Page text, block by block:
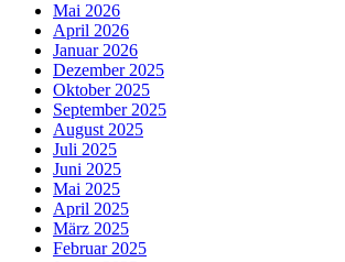
Mai 2026
April 2026
Januar 2026
Dezember 2025
Oktober 2025
September 2025
August 2025
Juli 2025
Juni 2025
Mai 2025
April 2025
März 2025
Februar 2025